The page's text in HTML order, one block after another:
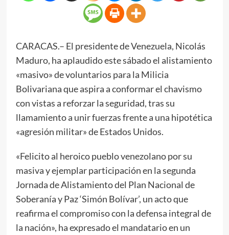
CARACAS.– El presidente de Venezuela, Nicolás
Maduro, ha aplaudido este sábado el alistamiento
«masivo» de voluntarios para la Milicia
Bolivariana que aspira a conformar el chavismo
con vistas a reforzar la seguridad, tras su
llamamiento a unir fuerzas frente a una hipotética
«agresión militar» de Estados Unidos.
«Felicito al heroico pueblo venezolano por su
masiva y ejemplar participación en la segunda
Jornada de Alistamiento del Plan Nacional de
Soberanía y Paz ‘Simón Bolívar’, un acto que
reafirma el compromiso con la defensa integral de
la nación», ha expresado el mandatario en un